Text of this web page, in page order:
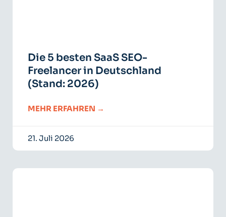
Die 5 besten SaaS SEO-
Freelancer in Deutschland
(Stand: 2026)
MEHR ERFAHREN →
21. Juli 2026